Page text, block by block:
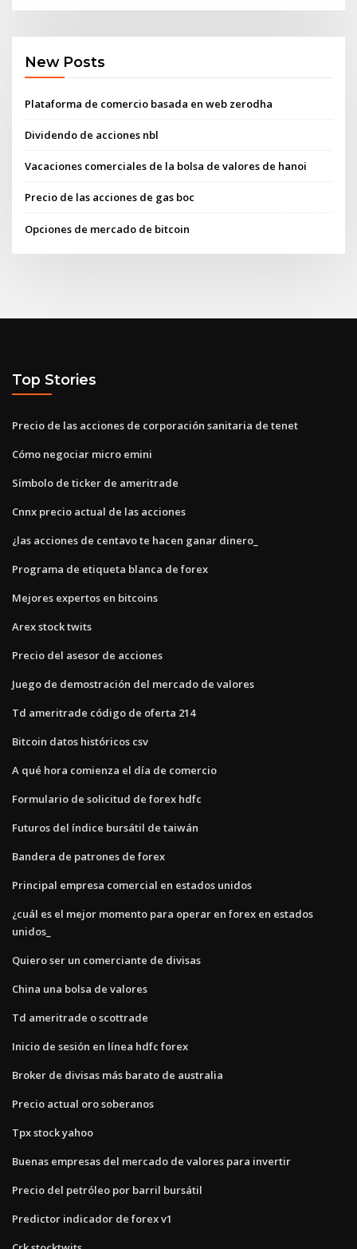
New Posts
Plataforma de comercio basada en web zerodha
Dividendo de acciones nbl
Vacaciones comerciales de la bolsa de valores de hanoi
Precio de las acciones de gas boc
Opciones de mercado de bitcoin
Top Stories
Precio de las acciones de corporación sanitaria de tenet
Cómo negociar micro emini
Símbolo de ticker de ameritrade
Cnnx precio actual de las acciones
¿las acciones de centavo te hacen ganar dinero_
Programa de etiqueta blanca de forex
Mejores expertos en bitcoins
Arex stock twits
Precio del asesor de acciones
Juego de demostración del mercado de valores
Td ameritrade código de oferta 214
Bitcoin datos históricos csv
A qué hora comienza el día de comercio
Formulario de solicitud de forex hdfc
Futuros del índice bursátil de taiwán
Bandera de patrones de forex
Principal empresa comercial en estados unidos
¿cuál es el mejor momento para operar en forex en estados
unidos_
Quiero ser un comerciante de divisas
China una bolsa de valores
Td ameritrade o scottrade
Inicio de sesión en línea hdfc forex
Broker de divisas más barato de australia
Precio actual oro soberanos
Tpx stock yahoo
Buenas empresas del mercado de valores para invertir
Precio del petróleo por barril bursátil
Predictor indicador de forex v1